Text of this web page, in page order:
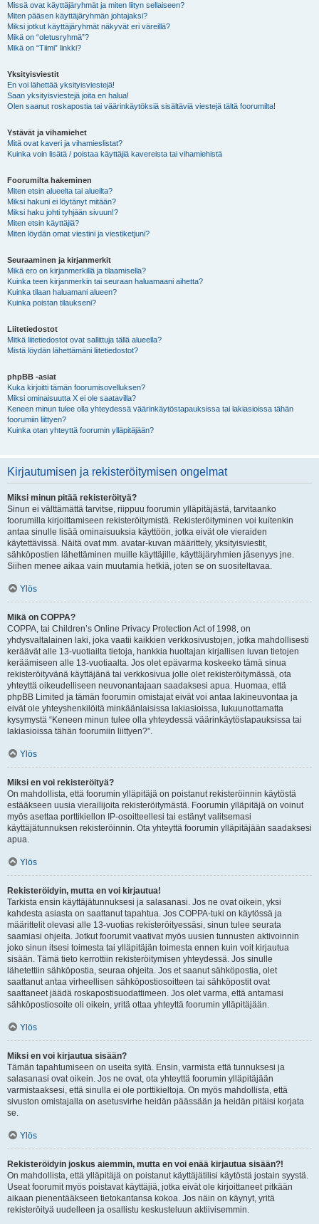
Missä ovat käyttäjäryhmät ja miten liityn sellaiseen?
Miten pääsen käyttäjäryhmän johtajaksi?
Miksi jotkut käyttäjäryhmät näkyvät eri väreillä?
Mikä on “oletusryhmä”?
Mikä on “Tiimi” linkki?
Yksityisviestit
En voi lähettää yksityisviestejä!
Saan yksityisviestejä joita en halua!
Olen saanut roskapostia tai väärinkäytöksiä sisältäviä viestejä tältä foorumilta!
Ystävät ja vihamiehet
Mitä ovat kaveri ja vihamieslistat?
Kuinka voin lisätä / poistaa käyttäjiä kavereista tai vihamiehistä
Foorumilta hakeminen
Miten etsin alueelta tai alueilta?
Miksi hakuni ei löytänyt mitään?
Miksi haku johti tyhjään sivuun!?
Miten etsin käyttäjiä?
Miten löydän omat viestini ja viestiketjuni?
Seuraaminen ja kirjanmerkit
Mikä ero on kirjanmerkillä ja tilaamisella?
Kuinka teen kirjanmerkin tai seuraan haluamaani aihetta?
Kuinka tilaan haluamani alueen?
Kuinka poistan tilaukseni?
Liitetiedostot
Mitkä liitetiedostot ovat sallittuja tällä alueella?
Mistä löydän lähettämäni liitetiedostot?
phpBB -asiat
Kuka kirjoitti tämän foorumisovelluksen?
Miksi ominaisuutta X ei ole saatavilla?
Keneen minun tulee olla yhteydessä väärinkäytöstapauksissa tai lakiasioissa tähän
foorumiin liittyen?
Kuinka otan yhteyttä foorumin ylläpitäjään?
Kirjautumisen ja rekisteröitymisen ongelmat
Miksi minun pitää rekisteröityä?
Sinun ei välttämättä tarvitse, riippuu foorumin ylläpitäjästä, tarvitaanko
foorumilla kirjoittamiseen rekisteröitymistä. Rekisteröityminen voi kuitenkin
antaa sinulle lisää ominaisuuksia käyttöön, jotka eivät ole vieraiden
käytettävissä. Näitä ovat mm. avatar-kuvan määrittely, yksityisviestit,
sähköpostien lähettäminen muille käyttäjille, käyttäjäryhmien jäsenyys jne.
Siihen menee aikaa vain muutamia hetkiä, joten se on suositeltavaa.
Ylös
Mikä on COPPA?
COPPA, tai Children’s Online Privacy Protection Act of 1998, on
yhdysvaltalainen laki, joka vaatii kaikkien verkkosivustojen, jotka mahdollisesti
keräävät alle 13-vuotiailta tietoja, hankkia huoltajan kirjallisen luvan tietojen
keräämiseen alle 13-vuotiaalta. Jos olet epävarma koskeeko tämä sinua
rekisteröityvänä käyttäjänä tai verkkosivua jolle olet rekisteröitymässä, ota
yhteyttä oikeudelliseen neuvonantajaan saadaksesi apua. Huomaa, että
phpBB Limited ja tämän foorumin omistajat eivät voi antaa lakineuvontaa ja
eivät ole yhteyshenkilöitä minkäänlaisissa lakiasioissa, lukuunottamatta
kysymystä “Keneen minun tulee olla yhteydessä väärinkäytöstapauksissa tai
lakiasioissa tähän foorumiin liittyen?”.
Ylös
Miksi en voi rekisteröityä?
On mahdollista, että foorumin ylläpitäjä on poistanut rekisteröinnin käytöstä
estääkseen uusia vierailijoita rekisteröitymästä. Foorumin ylläpitäjä on voinut
myös asettaa porttikiellon IP-osoitteellesi tai estänyt valitsemasi
käyttäjätunnuksen rekisteröinnin. Ota yhteyttä foorumin ylläpitäjään saadaksesi
apua.
Ylös
Rekisteröidyin, mutta en voi kirjautua!
Tarkista ensin käyttäjätunnuksesi ja salasanasi. Jos ne ovat oikein, yksi
kahdesta asiasta on saattanut tapahtua. Jos COPPA-tuki on käytössä ja
määrittelit olevasi alle 13-vuotias rekisteröityessäsi, sinun tulee seurata
saamiasi ohjeita. Jotkut foorumit vaativat myös uusien tunnusten aktivoinnin
joko sinun itsesi toimesta tai ylläpitäjän toimesta ennen kuin voit kirjautua
sisään. Tämä tieto kerrottiin rekisteröitymisen yhteydessä. Jos sinulle
lähetettiin sähköpostia, seuraa ohjeita. Jos et saanut sähköpostia, olet
saattanut antaa virheellisen sähköpostiosoitteen tai sähköpostit ovat
saattaneet jäädä roskapostisuodattimeen. Jos olet varma, että antamasi
sähköpostiosoite oli oikein, yritä ottaa yhteyttä foorumin ylläpitäjään.
Ylös
Miksi en voi kirjautua sisään?
Tämän tapahtumiseen on useita syitä. Ensin, varmista että tunnuksesi ja
salasanasi ovat oikein. Jos ne ovat, ota yhteyttä foorumin ylläpitäjään
varmistaaksesi, että sinulla ei ole porttikieltoja. On myös mahdollista, että
sivuston omistajalla on asetusvirhe heidän päässään ja heidän pitäisi korjata
se.
Ylös
Rekisteröidyin joskus aiemmin, mutta en voi enää kirjautua sisään?!
On mahdollista, että ylläpitäjä on poistanut käyttäjätilisi käytöstä jostain syystä.
Useat foorumit myös poistavat käyttäjiä, jotka eivät ole kirjoittaneet pitkään
aikaan pienentääkseen tietokantansa kokoa. Jos näin on käynyt, yritä
rekisteröityä uudelleen ja osallistu keskusteluun aktiivisemmin.